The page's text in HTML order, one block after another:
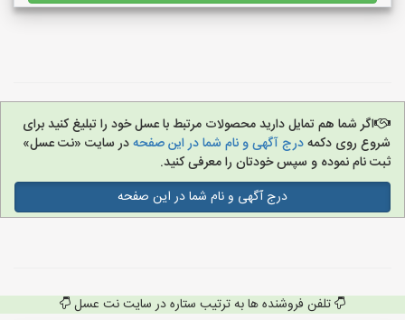
اگر شما هم تمایل دارید محصولات مرتبط با عسل خود را تبلیغ کنید برای
شروع روی دکمهدرج آگهی و نام شما در این صفحهدر سایت «نت عسل»
ثبت نام نموده و سپس خودتان را معرفی کنید.
درج آگهی و نام شما در این صفحه
تلفن فروشنده ها به ترتیب ستاره در سایت نت عسل